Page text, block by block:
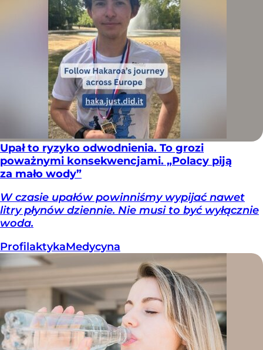
Upał to ryzyko odwodnienia. To grozi
poważnymi konsekwencjami. „Polacy piją
za mało wody”
W czasie upałów powinniśmy wypijać nawet
litry płynów dziennie. Nie musi to być wyłącznie
woda.
ProfilaktykaMedycyna